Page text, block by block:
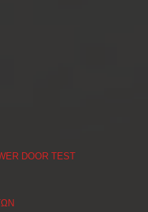
DOOR TEST